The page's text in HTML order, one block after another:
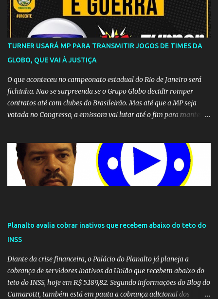
TURNER USARÁ MP PARA TRANSMITIR JOGOS DE TIMES DA
GLOBO, QUE VAI À JUSTIÇA
O que aconteceu no campeonato estadual do Rio de Janeiro será
fichinha. Não se surpreenda se o Grupo Globo decidir romper
contratos até com clubes do Brasileirão. Mas até que a MP seja
votada no Congresso, a emissora vai lutar até o fim para manter o
Planalto avalia cobrar inativos que recebem abaixo do teto do
INSS
Diante da crise financeira, o Palácio do Planalto já planeja a
cobrança de servidores inativos da União que recebem abaixo do
teto do INSS, hoje em R$ 5.189,82. Segundo informações do Blog do
Camarotti, também está em pauta a cobrança adicional dos